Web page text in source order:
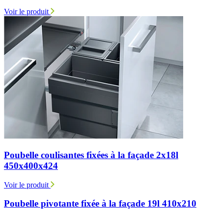
Voir le produit
Poubelle coulisantes fixées à la façade 2x18l
450x400x424
Voir le produit
Poubelle pivotante fixée à la façade 19l 410x210